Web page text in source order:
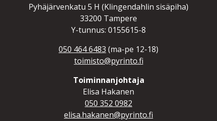
Lue lisää
Pyhäjärvenkatu 5 H (Klingendahlin sisäpiha)
33200 Tampere
Y-tunnus: 0155615-8
050 464 6483 (ma-pe 12-18)
toimisto@pyrinto.fi
Toiminnanjohtaja
Elisa Hakanen
050 352 0982
elisa.hakanen@pyrinto.fi